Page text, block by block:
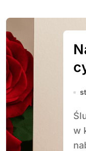
Ślub to wyjątkowy moment,
w